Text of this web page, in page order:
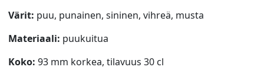
Värit: puu, punainen, sininen, vihreä, musta
Materiaali: puukuitua
Koko: 93 mm korkea, tilavuus 30 cl